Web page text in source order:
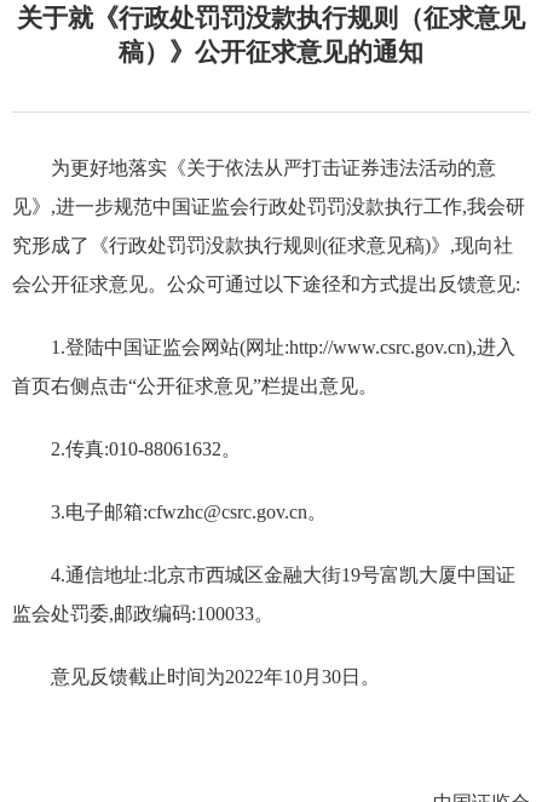
关于就《行政处罚罚没款执行规则（征求意见
稿）》公开征求意见的通知
为更好地落实《关于依法从严打击证券违法活动的意
见》,进一步规范中国证监会行政处罚罚没款执行工作,我会研
究形成了《行政处罚罚没款执行规则(征求意见稿)》,现向社
会公开征求意见。公众可通过以下途径和方式提出反馈意见:
1.登陆中国证监会网站(网址:http://www.csrc.gov.cn),进入
首页右侧点击“公开征求意见”栏提出意见。
2.传真:010-88061632。
3.电子邮箱:cfwzhc@csrc.gov.cn。
4.通信地址:北京市西城区金融大街19号富凯大厦中国证
监会处罚委,邮政编码:100033。
意见反馈截止时间为2022年10月30日。